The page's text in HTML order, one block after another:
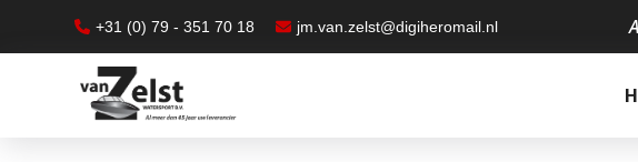
+31 (0) 79 - 351 70 18 jm.van.zelst@digiheromail.nl